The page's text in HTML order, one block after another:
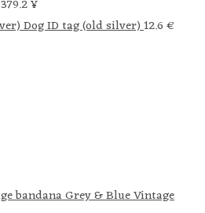
379.2 ¥
Dog ID tag (old silver)12.6€
Grey & Blue Vintage